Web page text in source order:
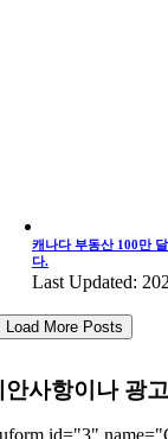
캐나다 부동산 100만
다.
Last Updated:
Load More Posts
안사항이나 광